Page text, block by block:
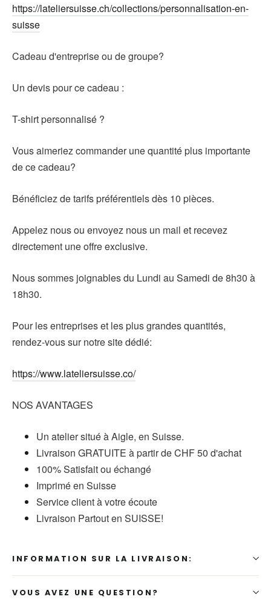
https://lateliersuisse.ch/collections/personnalisation-en-
suisse
Cadeau d'entreprise ou de groupe?
Un devis pour ce cadeau :
T-shirt personnalisé ?
Vous aimeriez commander une quantité plus importante
de ce cadeau?
Bénéficiez de tarifs préférentiels dès 10 pièces.
Appelez nous ou envoyez nous un mail et recevez
directement une offre exclusive.
Nous sommes joignables du Lundi au Samedi de 8h30 à
18h30.
Pour les entreprises et les plus grandes quantités,
rendez-vous sur notre site dédié:
https://www.lateliersuisse.co/
NOS AVANTAGES
Un atelier situé à Aigle, en Suisse.
Livraison GRATUITE à partir de CHF 50 d'achat
100% Satisfait ou échangé
Imprimé en Suisse
Service client à votre écoute
Livraison Partout en SUISSE!
INFORMATION SUR LA LIVRAISON:
VOUS AVEZ UNE QUESTION?